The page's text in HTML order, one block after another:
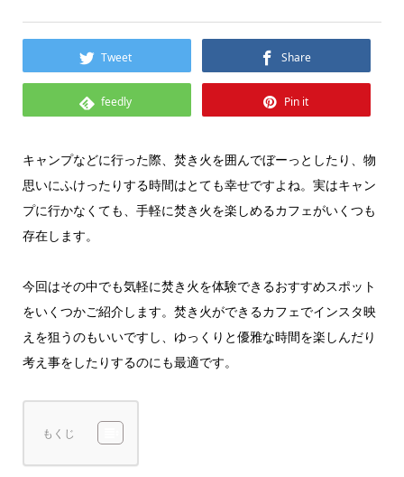
Tweet Share
feedly Pin it
キャンプなどに行った際、焚き火を囲んでぼーっとしたり、物
思いにふけったりする時間はとても幸せですよね。実はキャン
プに行かなくても、手軽に焚き火を楽しめるカフェがいくつも
存在します。
今回はその中でも気軽に焚き火を体験できるおすすめスポット
をいくつかご紹介します。焚き火ができるカフェでインスタ映
えを狙うのもいいですし、ゆっくりと優雅な時間を楽しんだり
考え事をしたりするのにも最適です。
もくじ